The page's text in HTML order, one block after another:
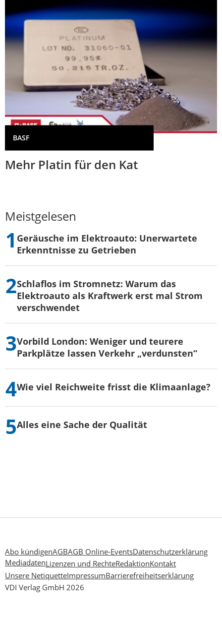
BASF
Mehr Platin für den Kat
Meistgelesen
Geräusche im Elektroauto: Unerwartete
Erkenntnisse zu Getrieben
Schlaflos im Stromnetz: Warum das
Elektroauto als Kraftwerk erst mal Strom
verschwendet
Vorbild London: Weniger und teurere
Parkplätze lassen Verkehr „verdunsten“
Wie viel Reichweite frisst die Klimaanlage?
Alles eine Sache der Qualität
Abo kündigenAGBAGB Online-EventsDatenschutzerklärung
MediadatenLizenzen und RechteRedaktionKontakt
Unsere NetiquetteImpressumBarrierefreiheitserklärung
VDI Verlag GmbH 2026